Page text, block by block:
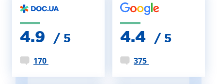
4.9 / 5
170
4.4 / 5
375